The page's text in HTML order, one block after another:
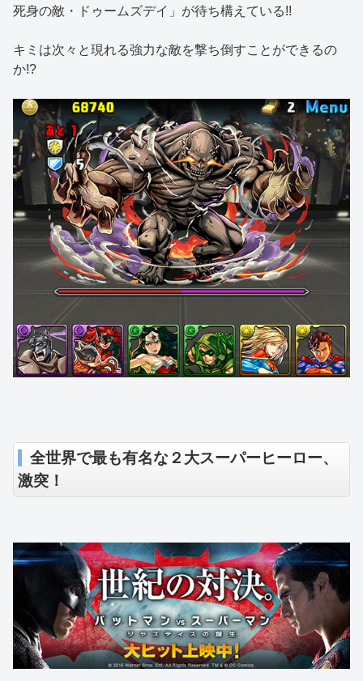
死身の敵・ドゥームズデイ」が待ち構えている!!
キミは次々と現れる強力な敵を撃ち倒すことができるの
か!?
全世界で最も有名な２大スーパーヒーロー、
激突！